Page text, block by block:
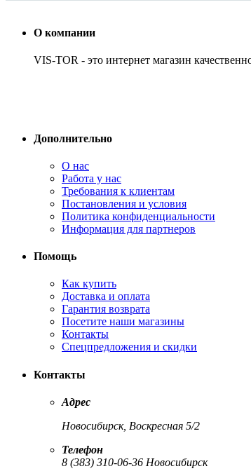
О компании
VIS-TOR - это интернет магазин
Дополнительно
О нас
Работа у нас
Требования к клиентам
Постановления и условия
Политика конфиденциальности
Информация для партнеров
Помощь
Как купить
Доставка и оплата
Гарантия возврата
Посетите наши магазины
Контакты
Спецпредложения и скидки
Контакты
Адрес
Новосибирск, Воскресная 5/2
Телефон
8 (383) 310-06-36 Новосибирск